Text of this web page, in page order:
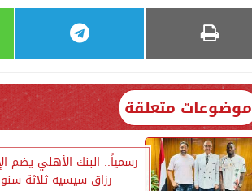
موضوعات متعلقة
رسمياً.. البنك الأهلي يضم
رزاق سيسيه ثلاثة